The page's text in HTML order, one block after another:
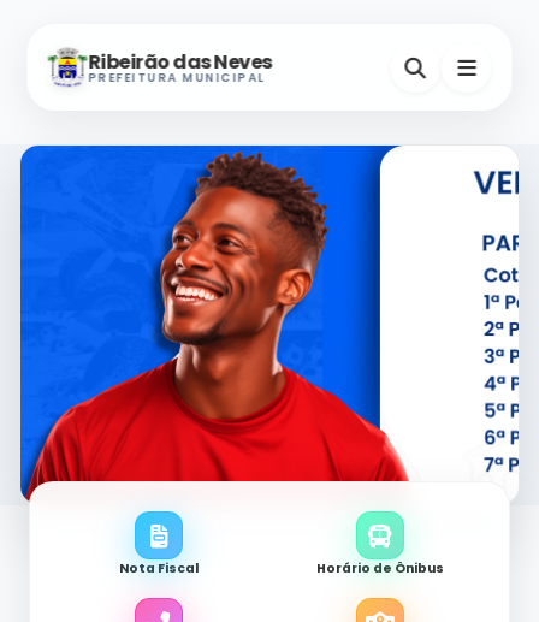
Ribeirão das Neves
PREFEITURA MUNICIPAL
Nota Fiscal Horário de Ônibus
Nevinho
Assistente Virtual
A-
Horários e Endereços Secretarias